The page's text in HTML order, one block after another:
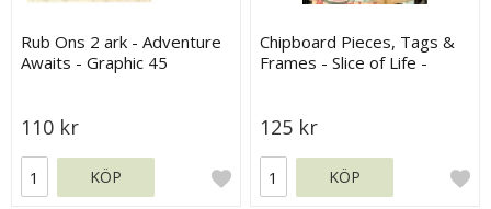
Rub Ons 2 ark - Adventure
Awaits - Graphic 45
110 kr
KÖP
Chipboard Pieces, Tags &
Frames - Slice of Life -
125 kr
KÖP